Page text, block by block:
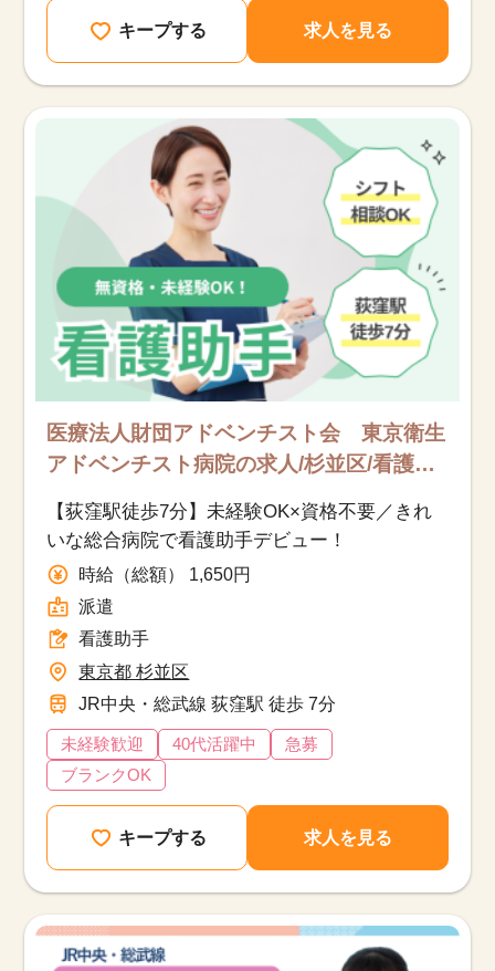
キープする 求人を見る
医療法人財団アドベンチスト会 東京衛生
アドベンチスト病院の求人/杉並区/看護助
【荻窪駅徒歩7分】未経験OK×資格不要／きれ
いな総合病院で看護助手デビュー！
時給（総額） 1,650円
派遣
看護助手
東京都 杉並区
JR中央・総武線 荻窪駅 徒歩 7分
未経験歓迎 40代活躍中
急募
ブランクOK
キープする 求人を見る
該当件数
17,050 件
他の条件を選択